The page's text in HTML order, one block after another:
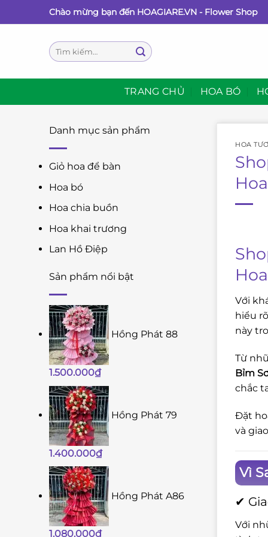
qua
Chào mừng bạn đến HOAGIARE.VN - Flower Shop
Tìm
kiếm:
TRANG CHỦ HOA BÓ
Danh mục sản phẩm
Giỏ hoa để bàn
Hoa bó
Hoa chia buồn
Hoa khai trương
Lan Hồ Điệp
Sản phẩm nổi bật
Hồng Phát 88
1.500.000₫
Hồng Phát 79
1.400.000₫
Hồng Phát A86
1.080.000₫
HOA
Với
hiểu
này
Từ
Bỉm
chắc
Đặt
và
Vì
✔
Với